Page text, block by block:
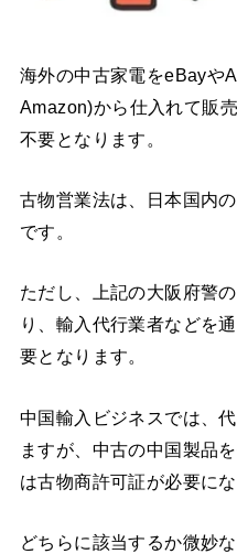
海外の中古家電をeBayや
Amazon)から仕入れて販
不要となります。
古物営業法は、日本国内
です。
ただし、上記の大阪府警
り、輸入代行業者などを
要となります。
中国輸入ビジネスでは、
ますが、中古の中国製品
は古物商許可証が必要にな
どちらに該当するか微妙